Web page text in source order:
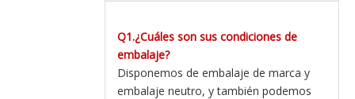
Q1.¿Cuáles son sus condiciones de
embalaje?
Disponemos de embalaje de marca y
embalaje neutro, y también podemos